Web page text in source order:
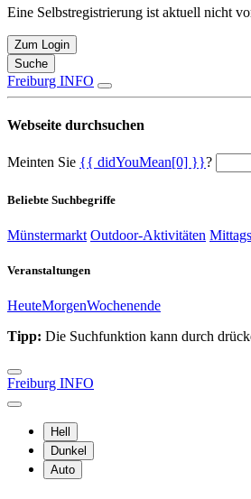
Eine Selbstregistrierung ist aktuell nicht
Zum Login
Suche
Freiburg INFO
Webseite durchsuchen
Meinten Sie {{ didYouMean[0] }}?
Beliebte Suchbegriffe
Münstermarkt Outdoor-Aktivitäten
Veranstaltungen
HeuteMorgenWochenende
Tipp: Die Suchfunktion kann durch
Freiburg INFO
Hell
Dunkel
Auto